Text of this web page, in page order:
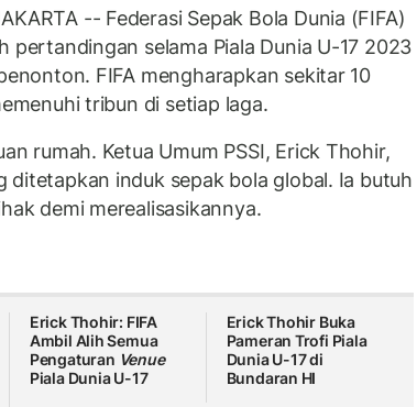
-- Federasi Sepak Bola Dunia (FIFA)
pertandingan selama Piala Dunia U-17 2023
FIFA mengharapkan sekitar 10
tribun di setiap laga.
rumah. Ketua Umum PSSI, Erick Thohir,
ditetapkan induk sepak bola global. Ia butuh
demi merealisasikannya.
Erick Thohir: FIFA
Ambil Alih Semua
Pengaturan Venue
Piala Dunia U-17
Erick Thohir Buka
Pameran Trofi Piala
Dunia U-17 di
Bundaran HI